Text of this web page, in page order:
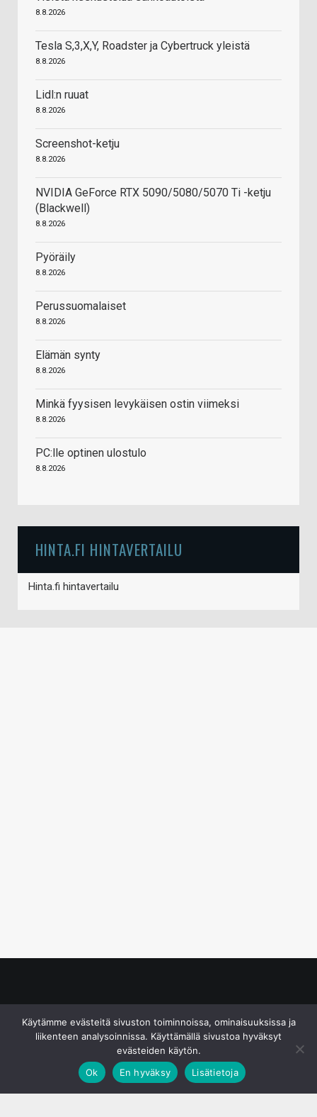
8.8.2026
Tesla S,3,X,Y, Roadster ja Cybertruck yleistä
8.8.2026
Lidl:n ruuat
8.8.2026
Screenshot-ketju
8.8.2026
NVIDIA GeForce RTX 5090/5080/5070 Ti -ketju
(Blackwell)
8.8.2026
Pyöräily
8.8.2026
Perussuomalaiset
8.8.2026
Elämän synty
8.8.2026
Minkä fyysisen levykäisen ostin viimeksi
8.8.2026
PC:lle optinen ulostulo
8.8.2026
HINTA.FI HINTAVERTAILU
Hinta.fi hintavertailu
Käytämme evästeitä sivuston toiminnoissa, ominaisuuksissa ja
liikenteen analysoinnissa. Käyttämällä sivustoa hyväksyt
evästeiden käytön.
Ok
En hyväksy Lisätietoja